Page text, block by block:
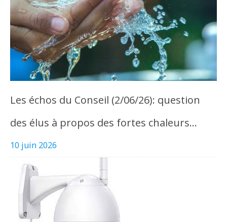
Les échos du Conseil (2/06/26): question
des élus à propos des fortes chaleurs…
10 juin 2026